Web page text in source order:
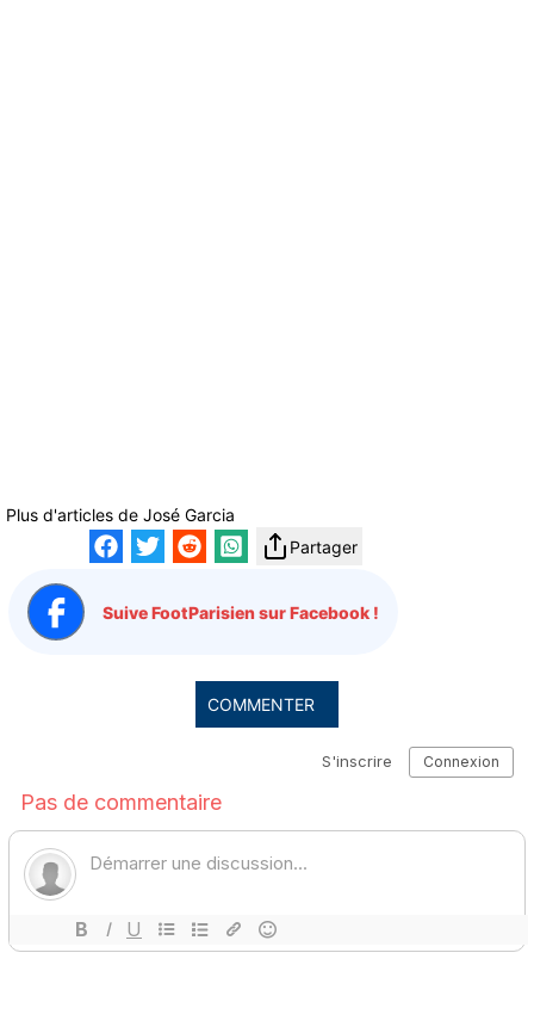
Plus d'articles de José Garcia
Partager
Suive FootParisien sur Facebook !
COMMENTER